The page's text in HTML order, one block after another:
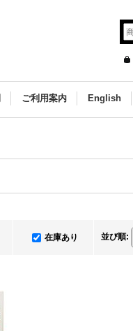
ご利用案内 English
在庫あり 並び順: